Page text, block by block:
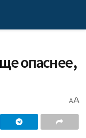
опаснее,
AA